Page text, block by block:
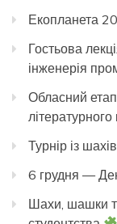
Екопланета
Гостьова
інженерія
Обласний
Турнір із
6 грудня —
Шахи, шашки